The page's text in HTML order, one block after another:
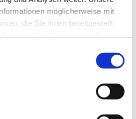
möglicherweise mit
die Sie ihnen bereitgestellt